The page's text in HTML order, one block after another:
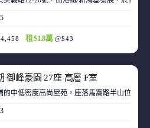
租 $1.8萬 @$43
御峰豪園 27座 高層 F室
的中低密度高尚屋苑，座落馬窩路半山位置